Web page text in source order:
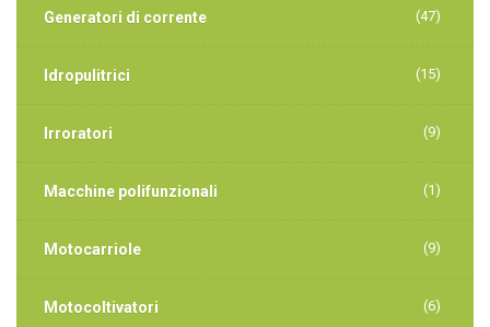
Generatori di corrente (47)
Idropulitrici (15)
Irroratori (9)
Macchine polifunzionali (1)
Motocarriole (9)
Motocoltivatori (6)